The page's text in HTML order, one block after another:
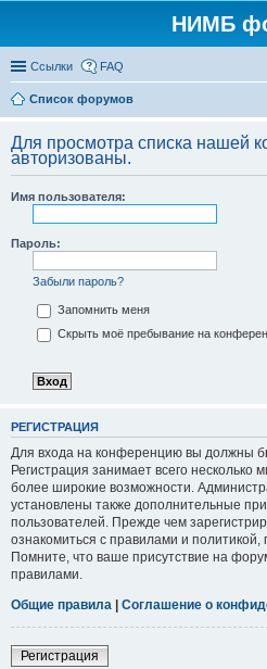
НИМБ
Ссылки FAQ
Список форумов
Для просмотра списка нашей
авторизованы.
Имя пользователя:
Пароль:
Забыли пароль?
Запомнить меня
Скрыть моё пребывание на
РЕГИСТРАЦИЯ
Для входа на конференцию вы должны
Регистрация занимает всего несколько
более широкие возможности.
установлены также дополнительные
пользователей. Прежде чем
ознакомиться с правилами и
Помните, что ваше присутствие на
правилами.
Общие правила | Соглашение о
Регистрация